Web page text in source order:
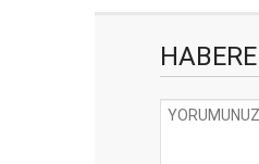
HABERE